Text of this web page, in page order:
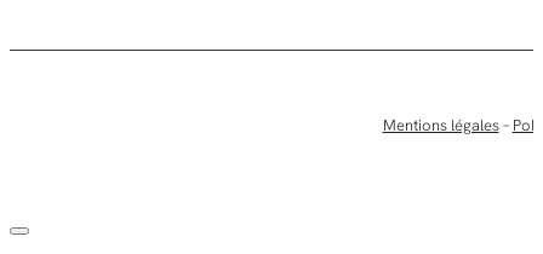
Mentions légales–